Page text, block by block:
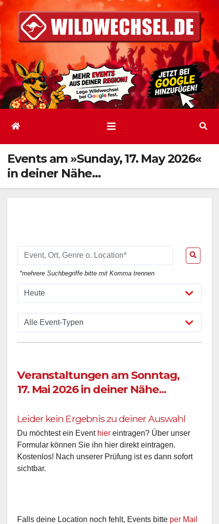
Inhalt
springen
Events am »Sunday, 17. May 2026«
in deiner Nähe…
*mehrere Suchbegriffe bitte mit Komma trennen
Veranstaltungen am Sonntag,
17. Mai 2026 in deiner Nähe...
Leider kein Ergebnis zu deiner Auswahl
Du möchtest ein Event hier eintragen? Über unser
Formular können Sie ihn hier direkt eintragen.
Kostenlos! Nach unserer Prüfung ist es dann sofort
sichtbar.
Falls deine Location noch fehlt, Events bitte per Mail